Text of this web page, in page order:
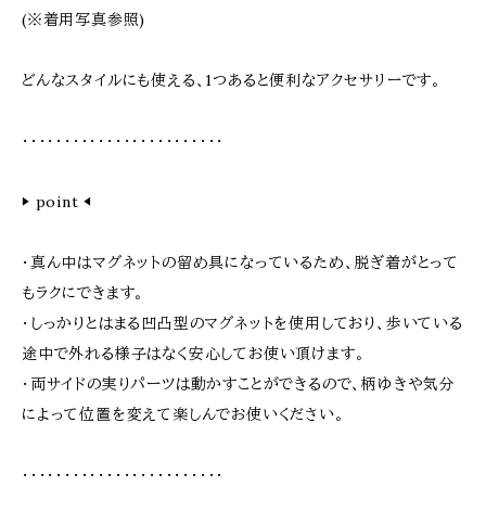
(※着用写真参照)
どんなスタイルにも使える、1つあると便利なアクセサリーです。
・・・・・・・・・・・・・・・・・・・・・・・・
▶︎ point ◀︎
・真ん中はマグネットの留め具になっているため、脱ぎ着がとって
もラクにできます。
・しっかりとはまる凹凸型のマグネットを使用しており、歩いている
途中で外れる様子はなく安心してお使い頂けます。
・両サイドの実りパーツは動かすことができるので、柄ゆきや気分
によって位置を変えて楽しんでお使いください。
・・・・・・・・・・・・・・・・・・・・・・・・